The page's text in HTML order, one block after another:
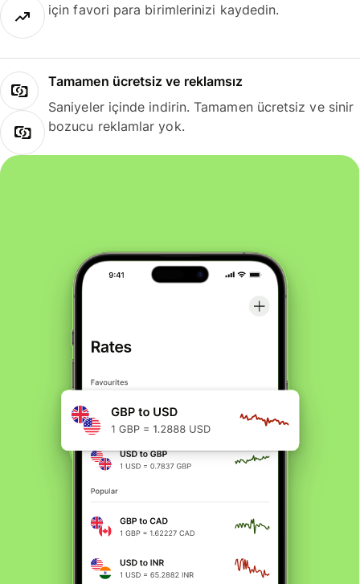
için favori para birimlerinizi kaydedin.
Tamamen ücretsiz ve reklamsız
Saniyeler içinde indirin. Tamamen ücretsiz ve sinir
bozucu reklamlar yok.